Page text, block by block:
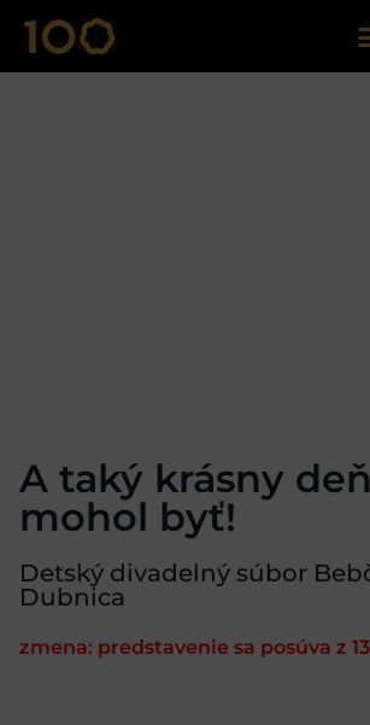
A taký krásny
mohol byť!
Detský divadelný súbor
Dubnica
zmena: predstavenie sa posúva z